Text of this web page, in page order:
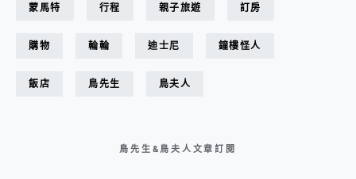
蒙馬特 行程 親子旅遊 訂房
購物 輪輪 迪士尼 鐘樓怪人
飯店 鳥先生 鳥夫人
鳥先生&鳥夫人文章訂閱